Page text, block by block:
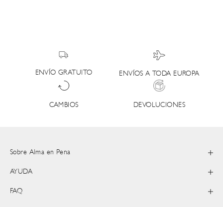
ENVÍO GRATUITO ENVÍOS A TODA EUROPA
CAMBIOS DEVOLUCIONES
Sobre Alma en Pena
AYUDA
FAQ